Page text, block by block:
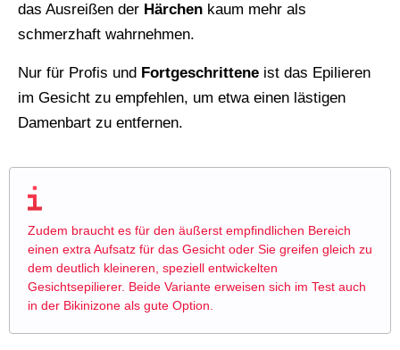
das Ausreißen der Härchen kaum mehr als
schmerzhaft wahrnehmen.
Nur für Profis und Fortgeschrittene ist das Epilieren
im Gesicht zu empfehlen, um etwa einen lästigen
Damenbart zu entfernen.
Zudem braucht es für den äußerst empfindlichen Bereich
einen extra Aufsatz für das Gesicht oder Sie greifen gleich zu
dem deutlich kleineren, speziell entwickelten
Gesichtsepilierer. Beide Variante erweisen sich im Test auch
in der Bikinizone als gute Option.